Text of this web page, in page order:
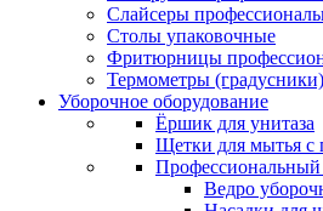
Слайсеры
Столы упаковочные
Фритюрницы
Термометры
Уборочное оборудование
Ёршик для унитаза
Щетки для мытья с
Профессиональный
Ведро